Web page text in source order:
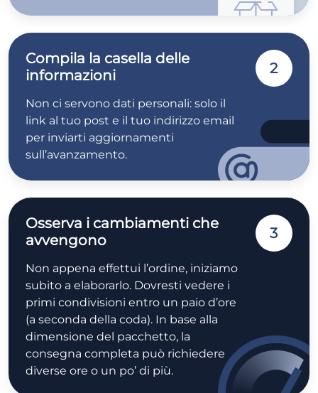
Compila la casella delle
informazioni
Non ci servono dati personali: solo il
link al tuo post e il tuo indirizzo email
per inviarti aggiornamenti
sull’avanzamento.
2
Osserva i cambiamenti che
avvengono
Non appena effettui l’ordine, iniziamo
subito a elaborarlo. Dovresti vedere i
primi condivisioni entro un paio d’ore
(a seconda della coda). In base alla
dimensione del pacchetto, la
consegna completa può richiedere
diverse ore o un po’ di più.
3